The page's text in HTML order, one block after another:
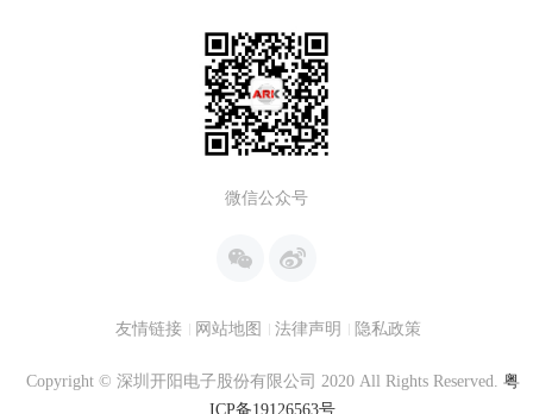
微信公众号
友情链接 网站地图 法律声明 隐私政策
Copyright © 深圳开阳电子股份有限公司 2020 All Rights Reserved. 粤
ICP备19126563号